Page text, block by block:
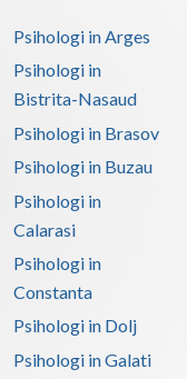
Psihologi in Arges
Psihologi in
Bistrita-Nasaud
Psihologi in Brasov
Psihologi in Buzau
Psihologi in
Calarasi
Psihologi in
Constanta
Psihologi in Dolj
Psihologi in Galati